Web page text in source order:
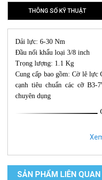
THÔNG SỐ KỸ THUẬT
Dải lực: 6-30 Nm
Đầu nối khẩu loại 3/8 inch
Trọng lượng: 1.1 Kg
Cung cấp bao gồm: Cờ lê lực
cạnh tiêu chuẩn các cỡ B3-
chuyên dụng
SẢN PHẨM LIÊN QUAN